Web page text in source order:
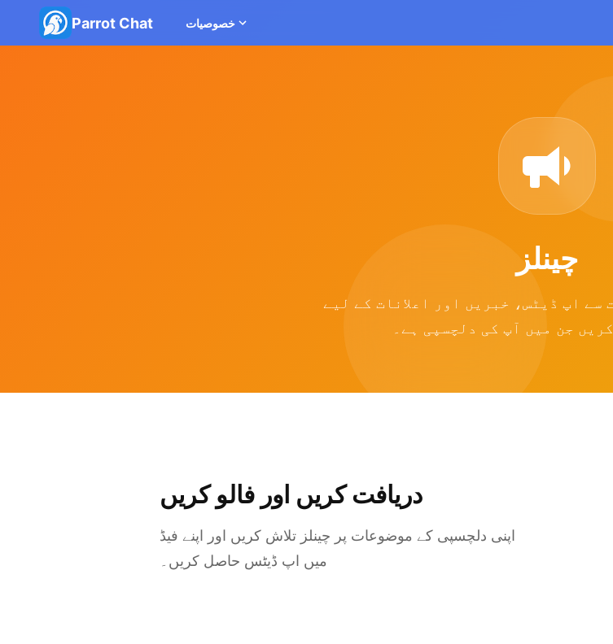
Parrot Chat خصوصیات
چینلز
سے اپ ڈیٹس، خبریں اور اعلانات کے لیے
جن میں آپ کی دلچسپی ہے۔
دریافت کریں اور فالو کریں
اپنی دلچسپی کے موضوعات پر چینلز تلاش کریں اور اپنے فیڈ
میں اپ ڈیٹس حاصل کریں۔